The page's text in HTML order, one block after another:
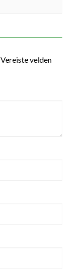
Vereiste velden